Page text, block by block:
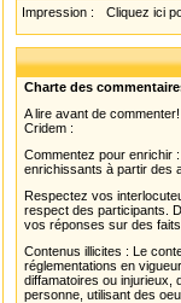
Impression : Cliquez ici
Charte des
A lire avant de
Cridem :
Commentez pour enrichir
enrichissants à partir des
Respectez vos
respect des participants.
vos réponses sur des
Contenus illicites : Le
réglementations en
diffamatoires ou injurieux,
personne, utilisant des